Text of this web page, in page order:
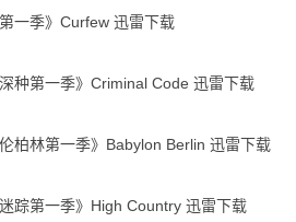
第一季》Curfew 迅雷下载
深种第一季》Criminal Code 迅雷下载
伦柏林第一季》Babylon Berlin 迅雷下载
迷踪第一季》High Country 迅雷下载